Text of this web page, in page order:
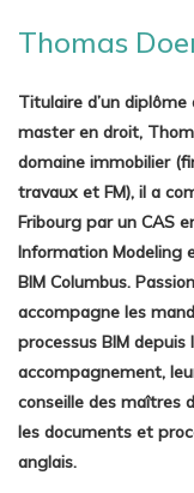
Thomas
Titulaire d’un diplôme
master en droit,
domaine immobilier
travaux et FM), il a
Fribourg par un CAS
Information Modeling
BIM Columbus.
accompagne les
processus BIM
accompagnement,
conseille des maîtres
les documents et
anglais.